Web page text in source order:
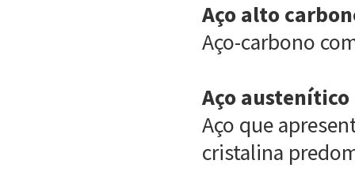
Aço alto
Aço-carbono
Aço austenítico
Aço que
cristalina